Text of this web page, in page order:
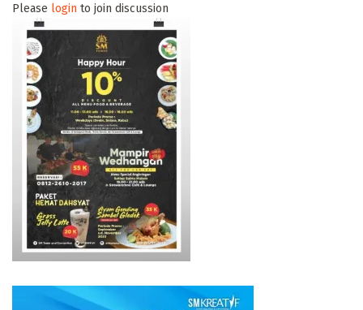
Please login to join discussion